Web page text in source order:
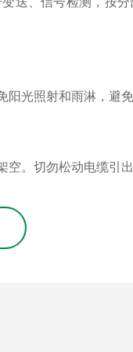
光照射和雨淋，避
。切勿松动电缆引